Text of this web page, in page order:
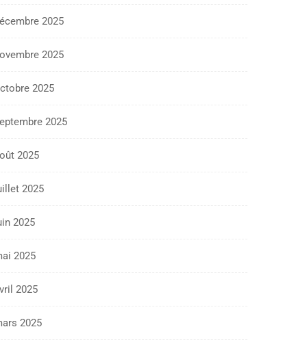
2025
2025
2025
2025
2025
2025
2025
2025
2025
2025